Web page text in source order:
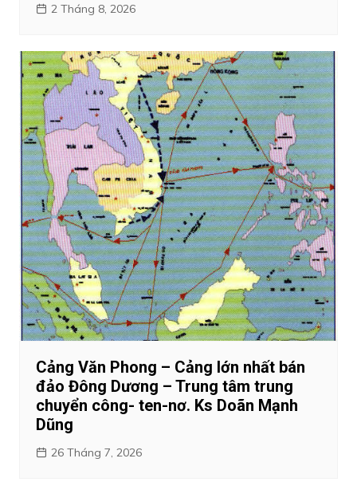
2 Tháng 8, 2026
Cảng Văn Phong – Cảng lớn nhất bán
đảo Đông Dương – Trung tâm trung
chuyển công- ten-nơ. Ks Doãn Mạnh
Dũng
26 Tháng 7, 2026